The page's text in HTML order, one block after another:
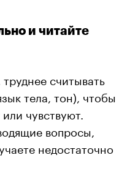
и читайте
считывать
тела, тон), чтобы
чувствуют.
вопросы,
недостаточно